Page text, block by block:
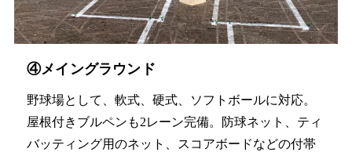
④メイングラウンド
野球場として、軟式、硬式、ソフトボールに対応。
屋根付きブルペンも2レーン完備。防球ネット、ティ
バッティング用のネット、スコアボードなどの付帯